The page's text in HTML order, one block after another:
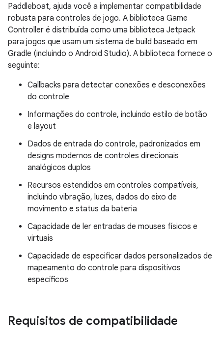
Paddleboat, ajuda você a implementar compatibilidade
robusta para controles de jogo. A biblioteca Game
Controller é distribuída como uma biblioteca Jetpack
para jogos que usam um sistema de build baseado em
Gradle (incluindo o Android Studio). A biblioteca fornece o
seguinte:
Callbacks para detectar conexões e desconexões
do controle
Informações do controle, incluindo estilo de botão
e layout
Dados de entrada do controle, padronizados em
designs modernos de controles direcionais
analógicos duplos
Recursos estendidos em controles compatíveis,
incluindo vibração, luzes, dados do eixo de
movimento e status da bateria
Capacidade de ler entradas de mouses físicos e
virtuais
Capacidade de especificar dados personalizados de
mapeamento do controle para dispositivos
específicos
Requisitos de compatibilidade